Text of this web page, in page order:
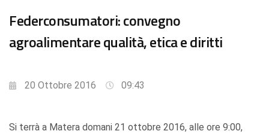
Federconsumatori: convegno
agroalimentare qualità, etica e diritti
20 Ottobre 2016 09:43
Si terrà a Matera domani 21 ottobre 2016, alle ore 9:00,